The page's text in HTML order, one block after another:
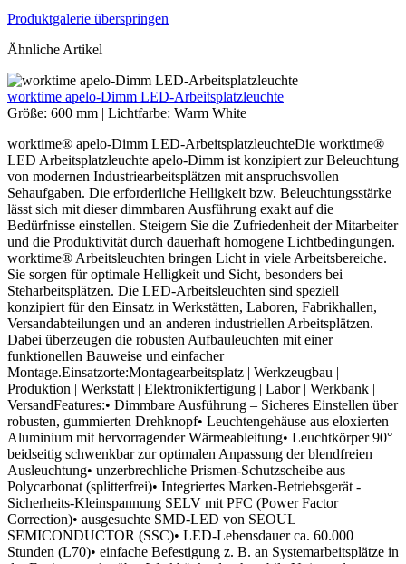
Produktgalerie überspringen
Ähnliche Artikel
worktime apelo-Dimm LED-Arbeitsplatzleuchte
Größe: 600 mm | Lichtfarbe: Warm White
worktime® apelo-Dimm LED-ArbeitsplatzleuchteDie worktime®
LED Arbeitsplatzleuchte apelo-Dimm ist konzipiert zur Beleuchtung
von modernen Industriearbeitsplätzen mit anspruchsvollen
Sehaufgaben. Die erforderliche Helligkeit bzw. Beleuchtungsstärke
lässt sich mit dieser dimmbaren Ausführung exakt auf die
Bedürfnisse einstellen. Steigern Sie die Zufriedenheit der Mitarbeiter
und die Produktivität durch dauerhaft homogene Lichtbedingungen.
worktime® Arbeitsleuchten bringen Licht in viele Arbeitsbereiche.
Sie sorgen für optimale Helligkeit und Sicht, besonders bei
Steharbeitsplätzen. Die LED-Arbeitsleuchten sind speziell
konzipiert für den Einsatz in Werkstätten, Laboren, Fabrikhallen,
Versandabteilungen und an anderen industriellen Arbeitsplätzen.
Dabei überzeugen die robusten Aufbauleuchten mit einer
funktionellen Bauweise und einfacher
Montage.Einsatzorte:Montagearbeitsplatz | Werkzeugbau |
Produktion | Werkstatt | Elektronikfertigung | Labor | Werkbank |
VersandFeatures:• Dimmbare Ausführung – Sicheres Einstellen über
robusten, gummierten Drehknopf• Leuchtengehäuse aus eloxierten
Aluminium mit hervorragender Wärmeableitung• Leuchtkörper 90°
beidseitig schwenkbar zur optimalen Anpassung der blendfreien
Ausleuchtung• unzerbrechliche Prismen-Schutzscheibe aus
Polycarbonat (splitterfrei)• Integriertes Marken-Betriebsgerät -
Sicherheits-Kleinspannung SELV mit PFC (Power Factor
Correction)• ausgesuchte SMD-LED von SEOUL
SEMICONDUCTOR (SSC)• LED-Lebensdauer ca. 60.000
Stunden (L70)• einfache Befestigung z. B. an Systemarbeitsplätze in